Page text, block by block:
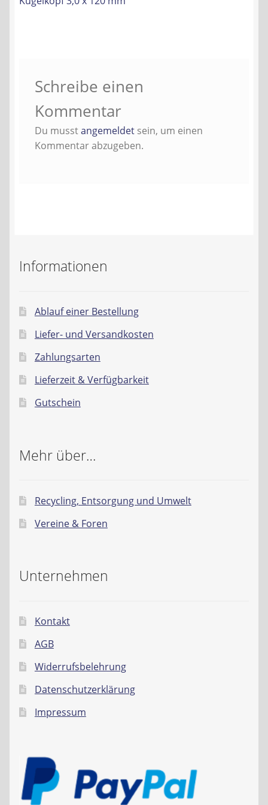
Kontakt
Datenschutzerklärung
Impressum
Schreibe einen
Kommentar
Du musstangemeldetsein, um einen
Kommentar abzugeben.
Informationen
Ablauf einer Bestellung
Liefer- und Versandkosten
Zahlungsarten
Lieferzeit & Verfügbarkeit
Gutschein
Mehr über…
Recycling, Entsorgung und Umwelt
Vereine & Foren
Unternehmen
Kontakt
AGB
Widerrufsbelehrung
Datenschutzerklärung
Impressum